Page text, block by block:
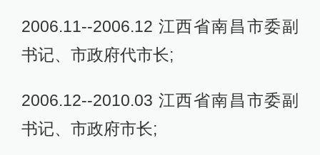
2006.11--2006.12 江西省南昌市委副
书记、市政府代市长;
2006.12--2010.03 江西省南昌市委副
书记、市政府市长;